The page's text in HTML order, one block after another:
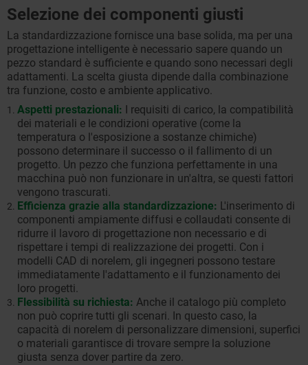
Selezione dei componenti giusti
La standardizzazione fornisce una base solida, ma per una
progettazione intelligente è necessario sapere quando un
pezzo standard è sufficiente e quando sono necessari degli
adattamenti. La scelta giusta dipende dalla combinazione
tra funzione, costo e ambiente applicativo.
Aspetti prestazionali:
I requisiti di carico, la compatibilità
dei materiali e le condizioni operative (come la
temperatura o l'esposizione a sostanze chimiche)
possono determinare il successo o il fallimento di un
progetto. Un pezzo che funziona perfettamente in una
macchina può non funzionare in un'altra, se questi fattori
vengono trascurati.
Efficienza grazie alla standardizzazione: L'inserimento di
componenti ampiamente diffusi e collaudati consente di
ridurre il lavoro di progettazione non necessario e di
rispettare i tempi di realizzazione dei progetti. Con i
modelli CAD di norelem, gli ingegneri possono testare
immediatamente l'adattamento e il funzionamento dei
loro progetti.
Flessibilità su richiesta: Anche il catalogo più completo
non può coprire tutti gli scenari. In questo caso, la
capacità di norelem di personalizzare dimensioni, superfici
o materiali garantisce di trovare sempre la soluzione
giusta senza dover partire da zero.